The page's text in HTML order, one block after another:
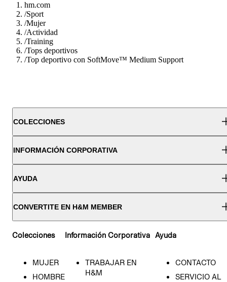
hm.com
/Sport
/Mujer
/Actividad
/Training
/Tops deportivos
/Top deportivo con SoftMove™ Medium Support
COLECCIONES
INFORMACIÓN CORPORATIVA
AYUDA
CONVERTITE EN H&M MEMBER
Colecciones
MUJER
HOMBRE
Información Corporativa
TRABAJAR EN
H&M
Ayuda
CONTACTO
SERVICIO AL